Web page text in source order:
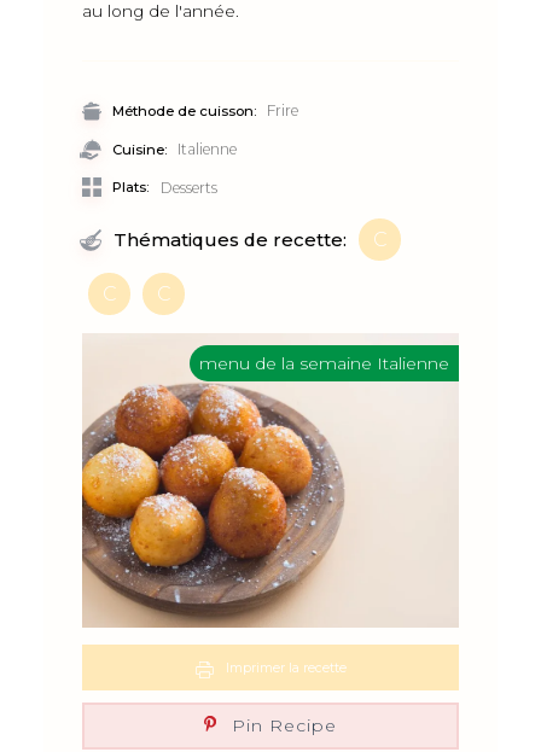
au long de l'année.
Méthode de cuisson: Frire
Cuisine: Italienne
Plats: Desserts
Thématiques de recette: C
C C
Imprimer la recette
Pin Recipe
menu de la semaine Italienne